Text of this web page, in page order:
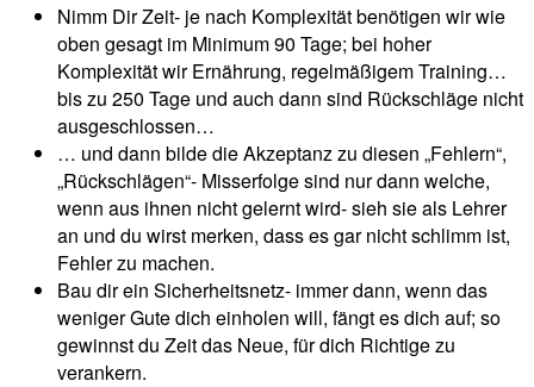
Nimm Dir Zeit- je nach Komplexität benötigen wir wie
oben gesagt im Minimum 90 Tage; bei hoher
Komplexität wir Ernährung, regelmäßigem Training…
bis zu 250 Tage und auch dann sind Rückschläge nicht
ausgeschlossen…
… und dann bilde die Akzeptanz zu diesen „Fehlern“,
„Rückschlägen“- Misserfolge sind nur dann welche,
wenn aus ihnen nicht gelernt wird- sieh sie als Lehrer
an und du wirst merken, dass es gar nicht schlimm ist,
Fehler zu machen.
Bau dir ein Sicherheitsnetz- immer dann, wenn das
weniger Gute dich einholen will, fängt es dich auf; so
gewinnst du Zeit das Neue, für dich Richtige zu
verankern.